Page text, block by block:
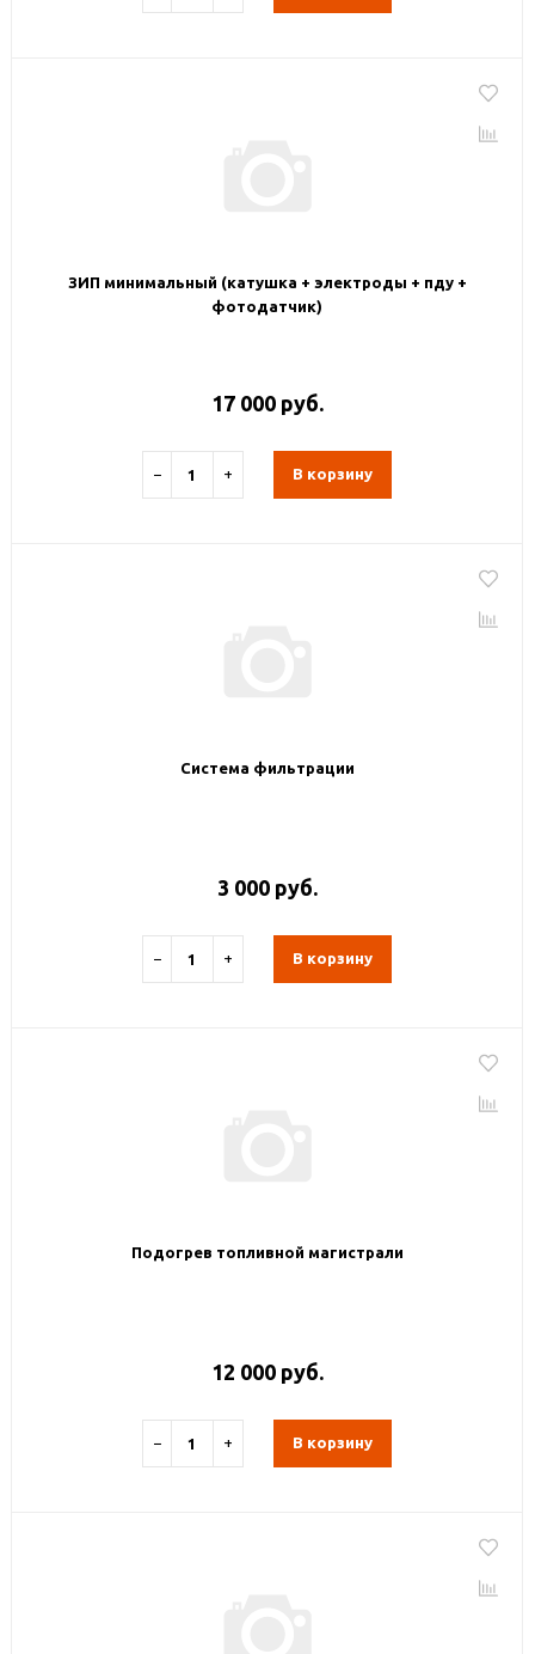
ЗИП минимальный (катушка + электроды + пду +
фотодатчик)
17 000 руб.
− + В корзину
Система фильтрации
3 000 руб.
− + В корзину
Подогрев топливной магистрали
12 000 руб.
− + В корзину